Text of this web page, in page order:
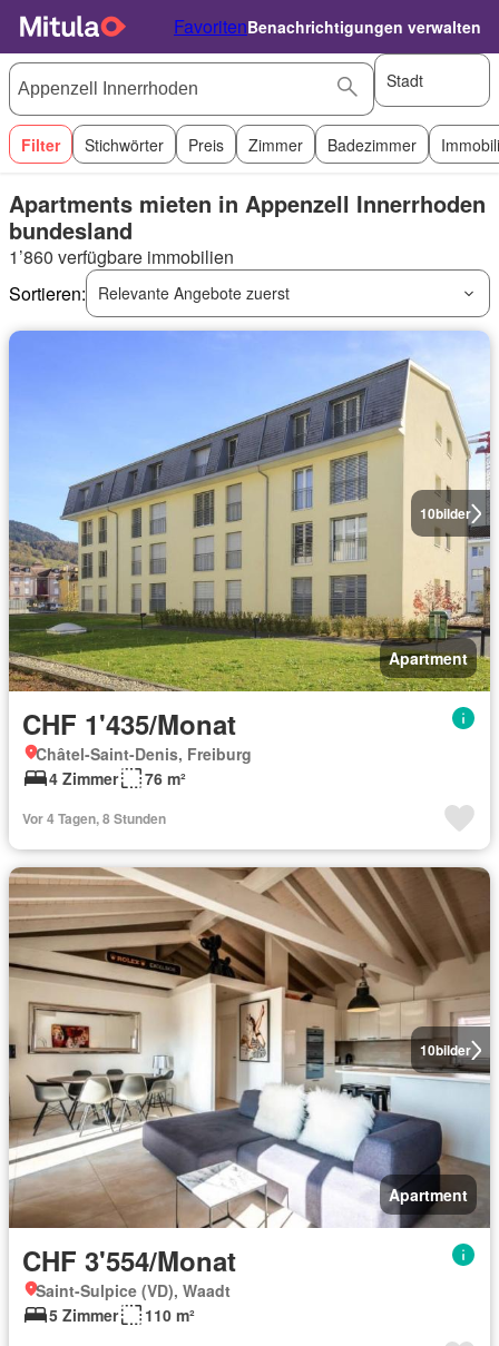
FavoritenBenachrichtigungen verwalten
Stadt
Filter Stichwörter Preis Zimmer Badezimmer
Apartments mieten in Appenzell Innerrhoden
bundesland
1’860 verfügbare immobilien
Sortieren:
Relevante Angebote zuerst
10bilder
Apartment
CHF 1'435/Monat
Châtel-Saint-Denis, Freiburg
4 Zimmer
76 m²
Vor 4 Tagen, 8 Stunden
10bilder
Apartment
CHF 3'554/Monat
Saint-Sulpice (VD), Waadt
5 Zimmer
110 m²